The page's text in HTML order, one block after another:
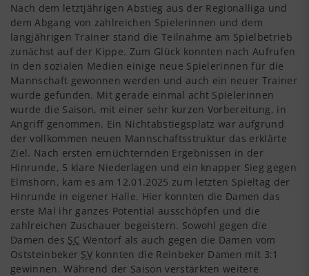
Nach dem letztjährigen Abstieg aus der Regionalliga und
dem Abgang von zahlreichen Spielerinnen und dem
langjährigen Trainer stand die Teilnahme am Spielbetrieb
zunächst auf der Kippe. Zum Glück konnten nach Aufrufen
in den sozialen Medien einige neue Spielerinnen für die
Mannschaft gewonnen werden und auch ein neuer Trainer
wurde gefunden. Mit gerade einmal acht Spielerinnen
wurde die Saison, mit einer sehr kurzen Vorbereitung, in
Angriff genommen. Ein Nichtabstiegsplatz war aufgrund
der vollkommen neuen Mannschaftsstruktur das erklärte
Ziel. Nach ersten ernüchternden Ergebnissen in der
Hinrunde, 5 klare Niederlagen und ein knapper Sieg gegen
Elmshorn, kam es am 12.01.2025 zum letzten Spieltag der
Hinrunde in eigener Halle. Hier konnten die Damen das
erste Mal ihr ganzes Potential ausschöpfen und die
zahlreichen Zuschauer begeistern. Sowohl gegen die
Damen des SC Wentorf als auch gegen die Damen vom
Oststeinbeker SV konnten die Reinbeker Damen mit 3:1
gewinnen. Während der Saison verstärkten weitere